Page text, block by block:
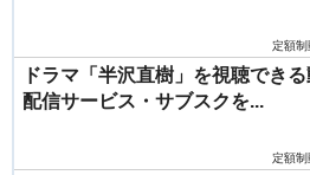
定額制
ドラマ「半沢直樹」を視聴でき
配信サービス・サブスクを...
定額制